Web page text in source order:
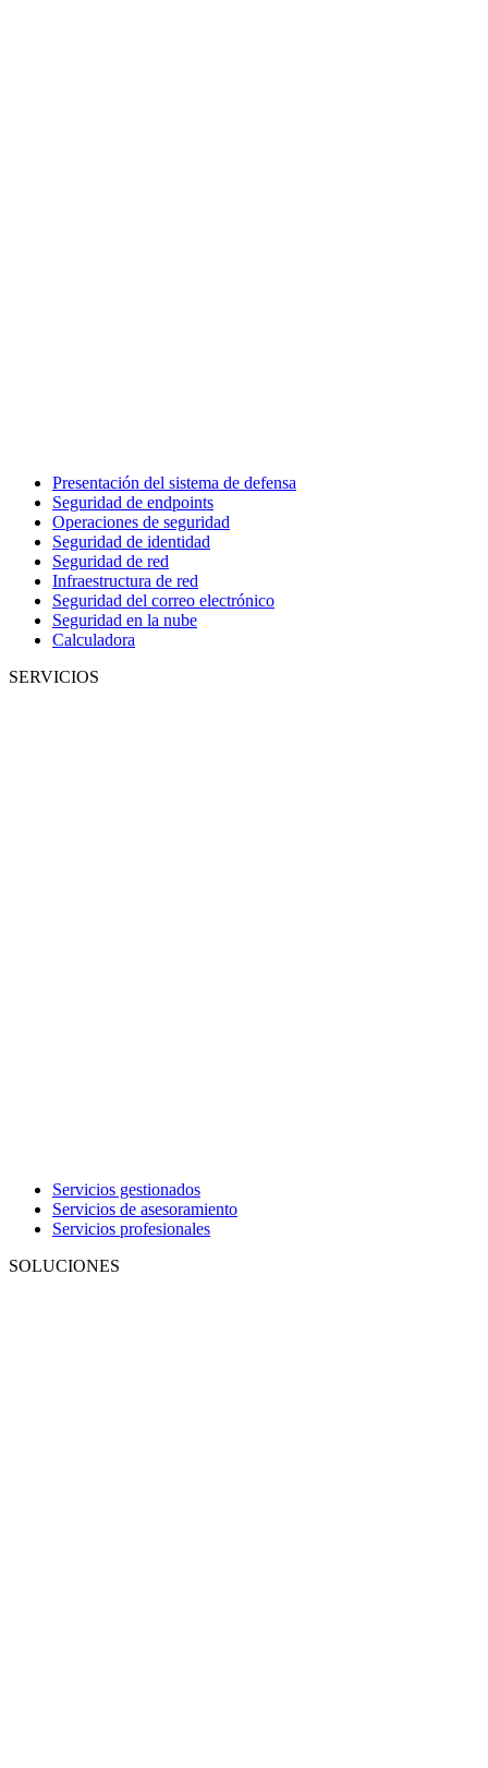
Presentación del sistema de defensa
Seguridad de endpoints
Operaciones de seguridad
Seguridad de identidad
Seguridad de red
Infraestructura de red
Seguridad del correo electrónico
Seguridad en la nube
Calculadora
SERVICIOS
Servicios gestionados
Servicios de asesoramiento
Servicios profesionales
SOLUCIONES